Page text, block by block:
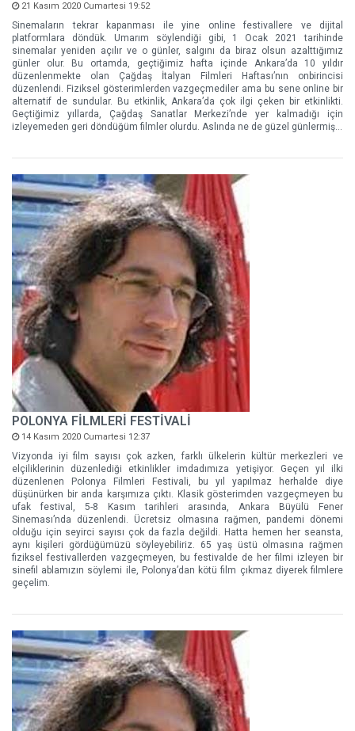
21 Kasım 2020 Cumartesi 19:52
Sinemaların tekrar kapanması ile yine online festivallere ve dijital
platformlara döndük. Umarım söylendiği gibi, 1 Ocak 2021 tarihinde
sinemalar yeniden açılır ve o günler, salgını da biraz olsun azalttığımız
günler olur. Bu ortamda, geçtiğimiz hafta içinde Ankara’da 10 yıldır
düzenlenmekte olan Çağdaş İtalyan Filmleri Haftası’nın onbirincisi
düzenlendi. Fiziksel gösterimlerden vazgeçmediler ama bu sene online bir
alternatif de sundular. Bu etkinlik, Ankara’da çok ilgi çeken bir etkinlikti.
Geçtiğimiz yıllarda, Çağdaş Sanatlar Merkezi’nde yer kalmadığı için
izleyemeden geri döndüğüm filmler olurdu. Aslında ne de güzel günlermiş…
POLONYA FİLMLERİ FESTİVALİ
14 Kasım 2020 Cumartesi 12:37
Vizyonda iyi film sayısı çok azken, farklı ülkelerin kültür merkezleri ve
elçiliklerinin düzenlediği etkinlikler imdadımıza yetişiyor. Geçen yıl ilki
düzenlenen Polonya Filmleri Festivali, bu yıl yapılmaz herhalde diye
düşünürken bir anda karşımıza çıktı. Klasik gösterimden vazgeçmeyen bu
ufak festival, 5-8 Kasım tarihleri arasında, Ankara Büyülü Fener
Sineması’nda düzenlendi. Ücretsiz olmasına rağmen, pandemi dönemi
olduğu için seyirci sayısı çok da fazla değildi. Hatta hemen her seansta,
aynı kişileri gördüğümüzü söyleyebiliriz. 65 yaş üstü olmasına rağmen
fiziksel festivallerden vazgeçmeyen, bu festivalde de her filmi izleyen bir
sinefil ablamızın söylemi ile, Polonya’dan kötü film çıkmaz diyerek filmlere
geçelim.